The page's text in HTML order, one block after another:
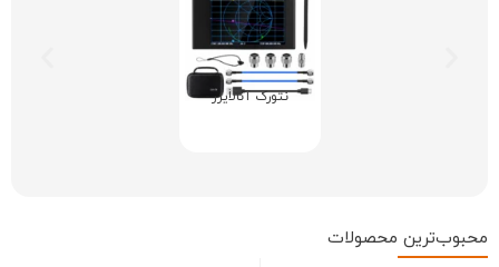
نتورک آنالایزر
محبوب‌ترین محصولات